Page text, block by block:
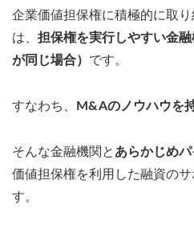
企業価値担保権に積極的に取
は、 担保権を実行しやすい金
が同じ場合） です。
すなわち、 M&Aのノウハウを
そんな金融機関と あらかじめ
価値担保権を利用した融資の
す。